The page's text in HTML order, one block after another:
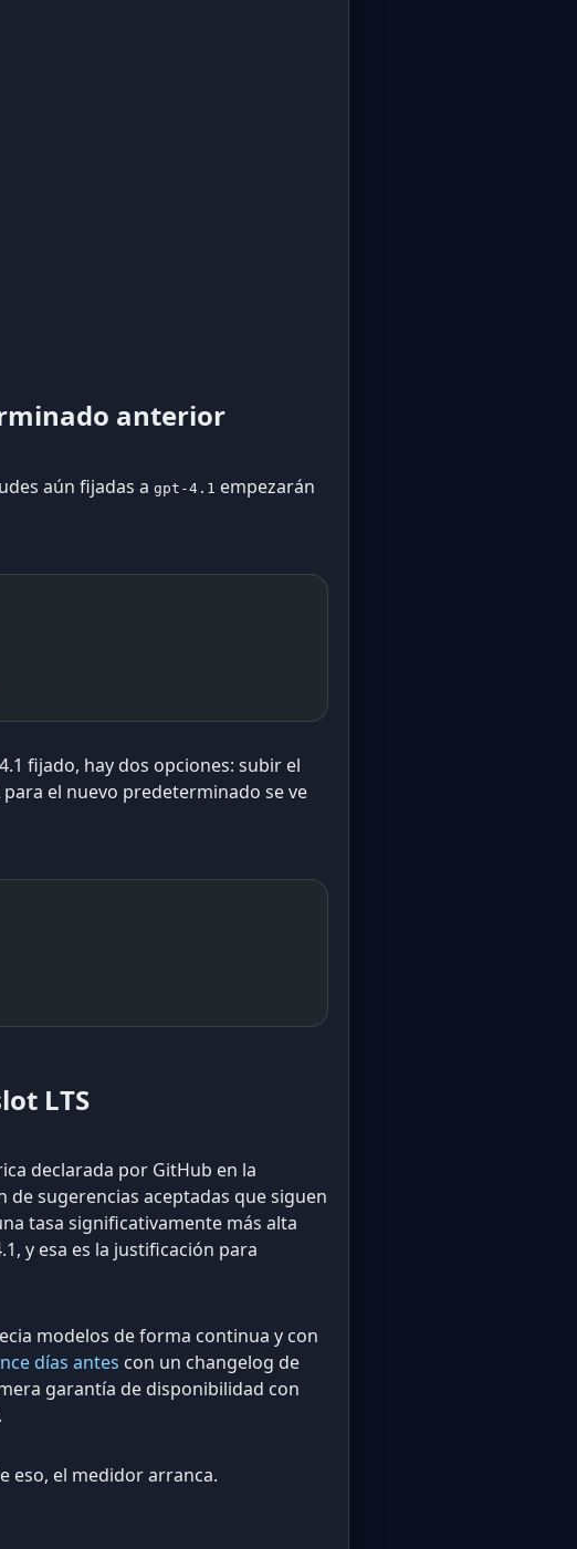
anterior
aún fijadas a gpt-4.1 empezarán
fijado, hay dos opciones: subir el
el nuevo predeterminado se ve
LTS
declarada por GitHub en la
sugerencias aceptadas que siguen
tasa significativamente más alta
y esa es la justificación para
modelos de forma continua y con
días antes con un changelog de
garantía de disponibilidad con
eso, el medidor arranca.